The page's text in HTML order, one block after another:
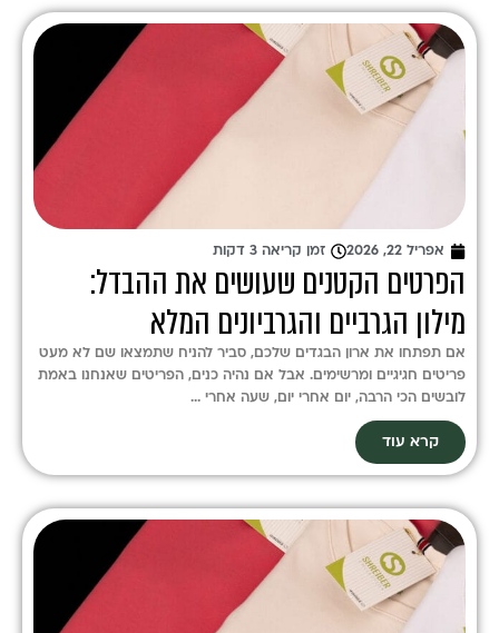
אפריל 22, 2026 זמן קריאה 3 דקות
הפרטים הקטנים שעושים את ההבדל:
מילון הגרביים והגרביונים המלא
אם תפתחו את ארון הבגדים שלכם, סביר להניח שתמצאו שם לא מעט
פריטים חגיגיים ומרשימים. אבל אם נהיה כנים, הפריטים שאנחנו באמת
לובשים הכי הרבה, יום אחרי יום, שעה אחרי ...
קרא עוד